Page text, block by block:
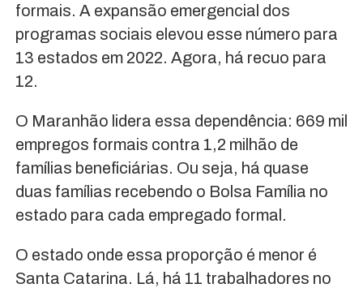
formais. A expansão emergencial dos
programas sociais elevou esse número para
13 estados em 2022. Agora, há recuo para
12.
O Maranhão lidera essa dependência: 669 mil
empregos formais contra 1,2 milhão de
famílias beneficiárias. Ou seja, há quase
duas famílias recebendo o Bolsa Família no
estado para cada empregado formal.
O estado onde essa proporção é menor é
Santa Catarina. Lá, há 11 trabalhadores no